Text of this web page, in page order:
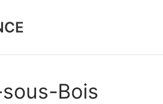
Bois